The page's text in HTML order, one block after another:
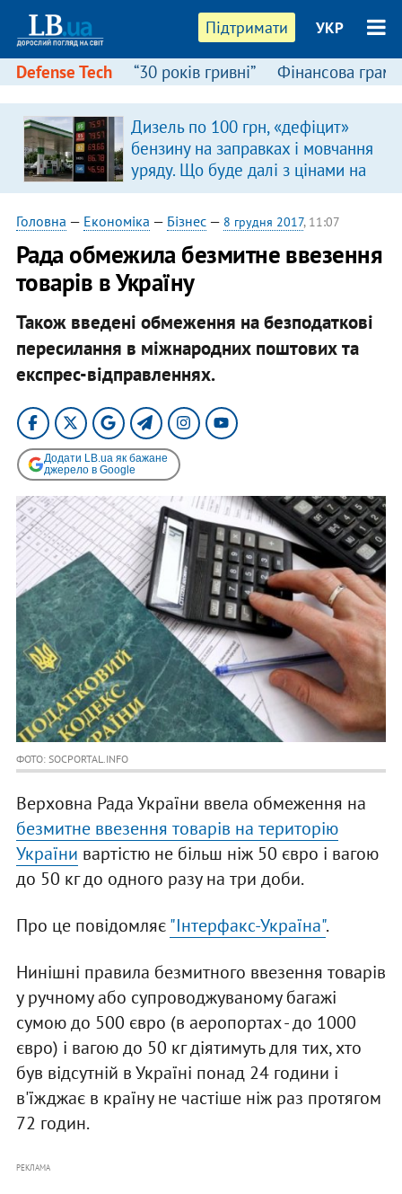
Підтримати УКР
Defense Tech “30 років гривні” Фінансова
Дизель по 100 грн, «дефіцит»
бензину на заправках і мовчання
уряду. Що буде далі з цінами на
пальне?
Головна — Економіка — Бізнес— 8 грудня 2017, 11:07
Рада обмежила безмитне ввезення
товарів в Україну
Також введені обмеження на безподаткові
пересилання в міжнародних поштових та
експрес-відправленнях.
Додати LB.ua як бажане
джерело в Google
ФОТО: SOCPORTAL.INFO
Верховна Рада України ввела обмеження на
безмитне ввезення товарів на територію
України вартістю не більш ніж 50 євро і вагою
до 50 кг до одного разу на три доби.
Про це повідомляє"Інтерфакс-Україна".
Нинішні правила безмитного ввезення товарів
у ручному або супроводжуваному багажі
сумою до 500 євро (в аеропортах - до 1000
євро) і вагою до 50 кг діятимуть для тих, хто
був відсутній в Україні понад 24 години і
в'їжджає в країну не частіше ніж раз протягом
72 годин.
РЕКЛАМА